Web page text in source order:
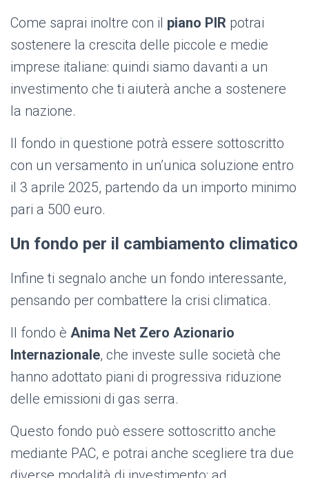
Come saprai inoltre con il piano PIR potrai
sostenere la crescita delle piccole e medie
imprese italiane: quindi siamo davanti a un
investimento che ti aiuterà anche a sostenere
la nazione.
Il fondo in questione potrà essere sottoscritto
con un versamento in un’unica soluzione entro
il 3 aprile 2025, partendo da un importo minimo
pari a 500 euro.
Un fondo per il cambiamento climatico
Infine ti segnalo anche un fondo interessante,
pensando per combattere la crisi climatica.
Il fondo è Anima Net Zero Azionario
Internazionale, che investe sulle società che
hanno adottato piani di progressiva riduzione
delle emissioni di gas serra.
Questo fondo può essere sottoscritto anche
mediante PAC, e potrai anche scegliere tra due